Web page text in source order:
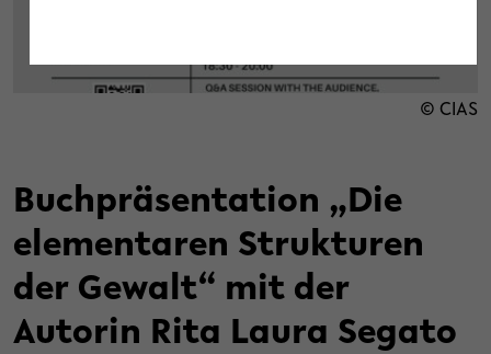
© CIAS
Buchpräsentation „Die
elementaren Strukturen
der Gewalt“ mit der
Autorin Rita Laura Segato